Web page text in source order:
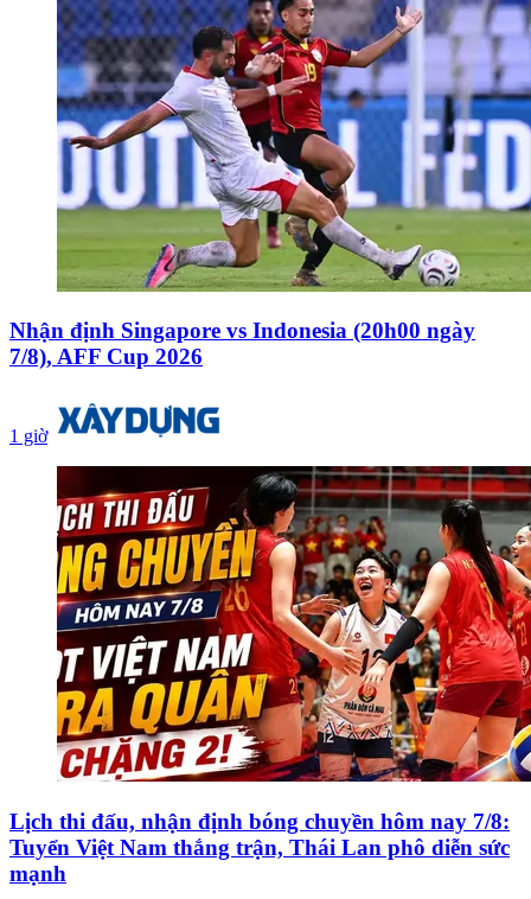
Nhận định Singapore vs Indonesia (20h00 ngày
7/8), AFF Cup 2026
1 giờ
Lịch thi đấu, nhận định bóng chuyền hôm nay 7/8:
Tuyển Việt Nam thắng trận, Thái Lan phô diễn sức
mạnh